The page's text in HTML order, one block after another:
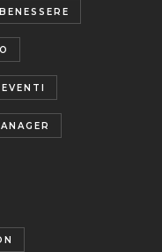
BENESSERE
EVENTI